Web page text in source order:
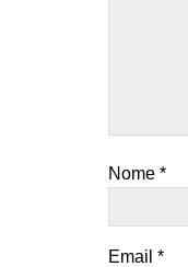
Nome *
Email *